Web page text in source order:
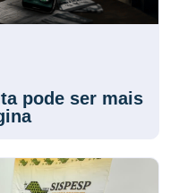
pode ser mais